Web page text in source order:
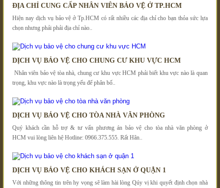
ĐỊA CHỈ CUNG CẤP NHÂN VIÊN BẢO VỆ Ở TP.HCM
Hiện nay dịch vụ bảo vệ ở Tp.HCM có rất nhiều các địa chỉ cho bạn thỏa sức lựa
chọn nhưng phải phải địa chỉ nào..
DỊCH VỤ BẢO VỆ CHO CHUNG CƯ KHU VỰC HCM
Nhân viên bảo vệ tòa nhà, chung cư khu vực HCM phải biết khu vực nào là quan
trọng, khu vực nào là trọng yếu để phân bố..
DỊCH VỤ BẢO VỆ CHO TÒA NHÀ VĂN PHÒNG
Quý khách cần hỗ trợ & tư vấn phương án bảo vệ cho tòa nhà văn phòng ở
HCM vui lòng liên hệ Hotline: 0966.375.555. Rất Hân..
DỊCH VỤ BẢO VỆ CHO KHÁCH SẠN Ở QUẬN 1
Với những thông tin trên hy vọng sẽ làm hài lòng Qúy vị khi quyết định chọn nhà